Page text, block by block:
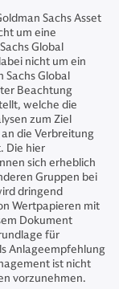
Sachs Asset
um eine
Global
nicht um ein
Sachs Global
Beachtung
welche die
zum Ziel
die Verbreitung
Die hier
sich erheblich
Gruppen bei
dringend
Wertpapieren mit
Dokument
für
Anlageempfehlung
ist nicht
vorzunehmen.